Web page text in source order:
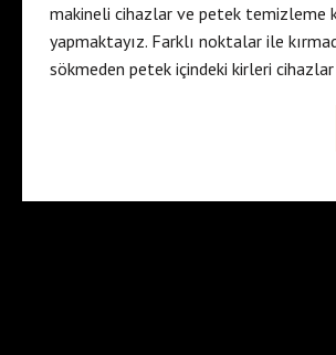
makineli cihazlar ve petek temizleme
yapmaktayız. Farklı noktalar ile
sökmeden petek içindeki kirleri